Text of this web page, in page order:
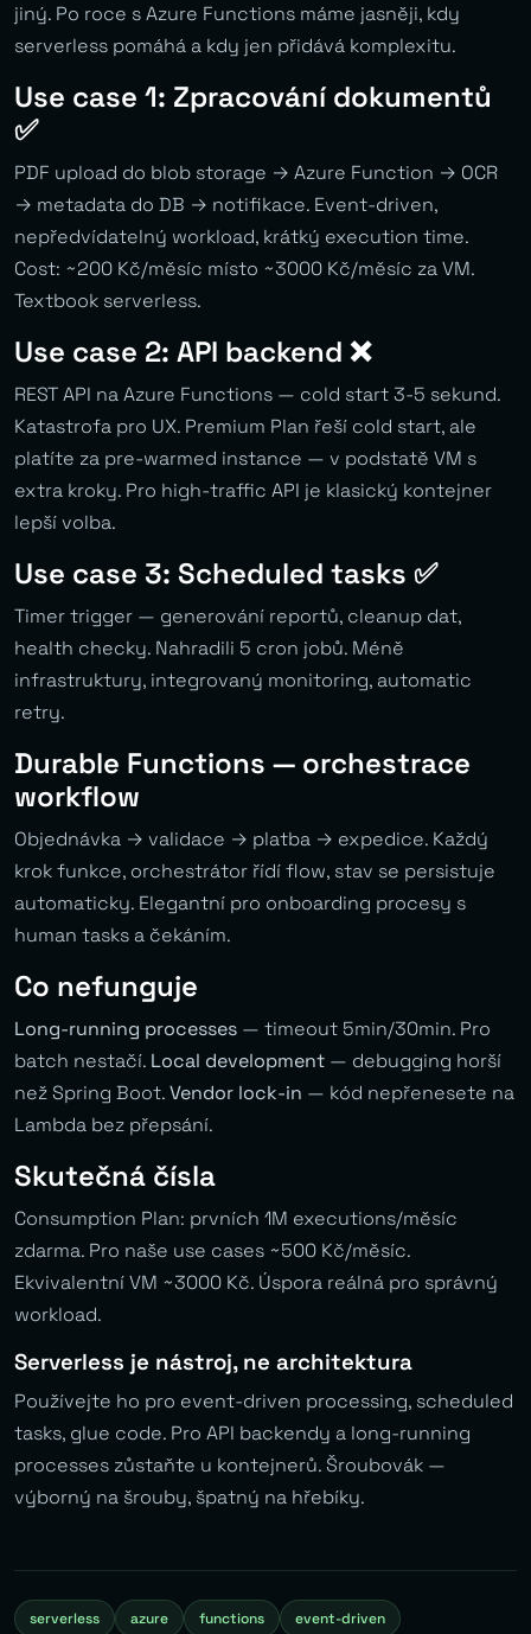
jiný. Po roce s Azure Functions máme jasněji, kdy
serverless pomáhá a kdy jen přidává komplexitu.
Use case 1: Zpracování dokumentů
✅
PDF upload do blob storage → Azure Function → OCR
→ metadata do DB → notifikace. Event-driven,
nepředvídatelný workload, krátký execution time.
Cost: ~200 Kč/měsíc místo ~3000 Kč/měsíc za VM.
Textbook serverless.
Use case 2: API backend ❌
REST API na Azure Functions — cold start 3-5 sekund.
Katastrofa pro UX. Premium Plan řeší cold start, ale
platíte za pre-warmed instance — v podstatě VM s
extra kroky. Pro high-traffic API je klasický kontejner
lepší volba.
Use case 3: Scheduled tasks ✅
Timer trigger — generování reportů, cleanup dat,
health checky. Nahradili 5 cron jobů. Méně
infrastruktury, integrovaný monitoring, automatic
retry.
Durable Functions — orchestrace
workflow
Objednávka → validace → platba → expedice. Každý
krok funkce, orchestrátor řídí flow, stav se persistuje
automaticky. Elegantní pro onboarding procesy s
human tasks a čekáním.
Co nefunguje
Long-running processes — timeout 5min/30min. Pro
batch nestačí. Local development — debugging horší
než Spring Boot.Vendor lock-in — kód nepřenesete na
Lambda bez přepsání.
Skutečná čísla
Consumption Plan: prvních 1M executions/měsíc
zdarma. Pro naše use cases ~500 Kč/měsíc.
Ekvivalentní VM ~3000 Kč. Úspora reálná pro správný
workload.
Serverless je nástroj, ne architektura
Používejte ho pro event-driven processing, scheduled
tasks, glue code. Pro API backendy a long-running
processes zůstaňte u kontejnerů. Šroubovák —
výborný na šrouby, špatný na hřebíky.
serverless azure functions event-driven